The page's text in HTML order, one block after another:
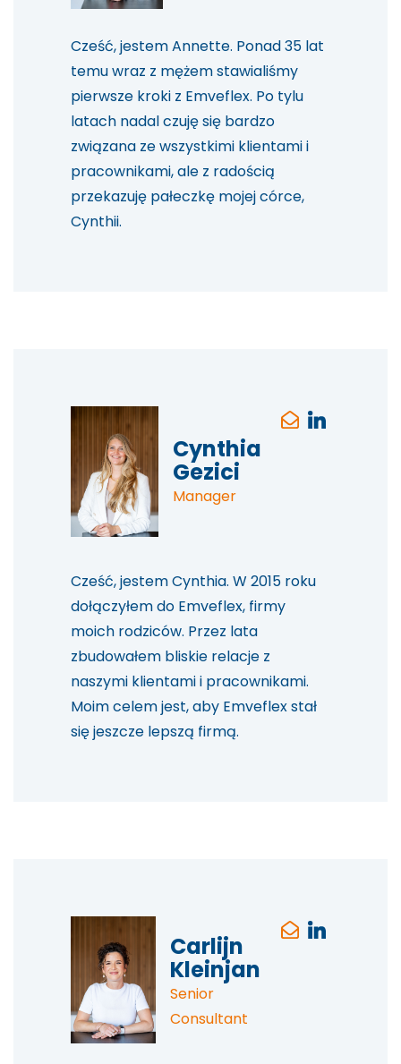
Cześć, jestem Annette. Ponad 35 lat
temu wraz z mężem stawialiśmy
pierwsze kroki z Emveflex. Po tylu
latach nadal czuję się bardzo
związana ze wszystkimi klientami i
pracownikami, ale z radością
przekazuję pałeczkę mojej córce,
Cynthii.
Cynthia
Gezici
Manager
Cześć, jestem Cynthia. W 2015 roku
dołączyłem do Emveflex, firmy
moich rodziców. Przez lata
zbudowałem bliskie relacje z
naszymi klientami i pracownikami.
Moim celem jest, aby Emveflex stał
się jeszcze lepszą firmą.
Carlijn
Kleinjan
Senior
Consultant